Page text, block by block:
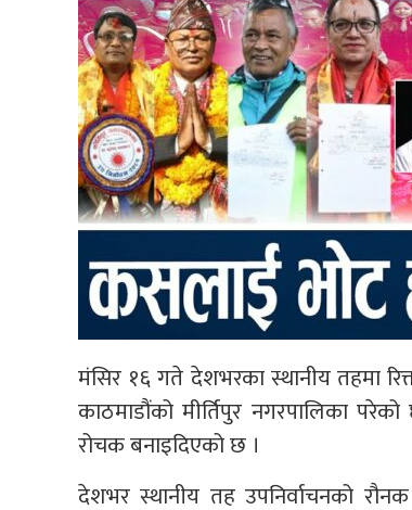
मंसिर १६ गते देशभरका स्थानीय तहमा
काठमाडौंको मीर्तिपुर नगरपालिका
रोचक बनाइदिएको छ ।
देशभर स्थानीय तह उपनिर्वाचनको